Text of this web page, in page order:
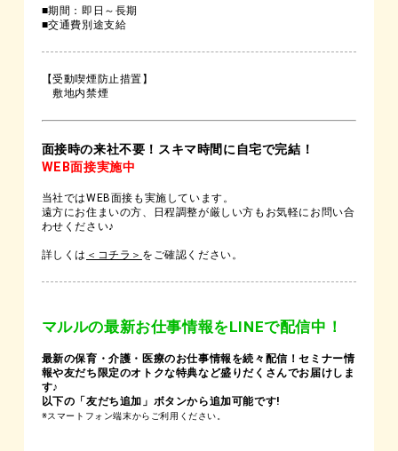
■期間：即日～長期
■交通費別途支給
【受動喫煙防止措置】
敷地内禁煙
面接時の来社不要！スキマ時間に自宅で完結！
WEB面接実施中
当社ではWEB面接も実施しています。
遠方にお住まいの方、日程調整が厳しい方もお気軽にお問い合
わせください♪
詳しくは ＜コチラ＞ をご確認ください。
マルルの最新お仕事情報をLINEで配信中！
最新の保育・介護・医療のお仕事情報を続々配信！セミナー情
報や友だち限定のオトクな特典など盛りだくさんでお届けしま
す♪
以下の「友だち追加」ボタンから追加可能です!
※スマートフォン端末からご利用ください。